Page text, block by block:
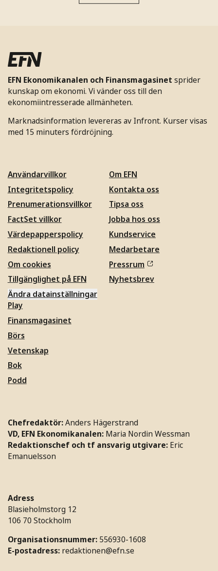
EFN Ekonomikanalen och Finansmagasinet sprider
kunskap om ekonomi. Vi vänder oss till den
ekonomiintresserade allmänheten.
Marknadsinformation levereras av Infront. Kurser visas
med 15 minuters fördröjning.
Användarvillkor
Integritetspolicy
Prenumerationsvillkor
FactSet villkor
Värdepapperspolicy
Redaktionell policy
Om cookies
Tillgänglighet på EFN
Ändra datainställningar
Om EFN
Kontakta oss
Tipsa oss
Jobba hos oss
Kundservice
Medarbetare
Pressrum
Nyhetsbrev
Play
Finansmagasinet
Börs
Vetenskap
Bok
Podd
Chefredaktör:Anders Hägerstrand
VD, EFN Ekonomikanalen: Maria Nordin Wessman
Redaktionschef och tf ansvarig utgivare: Eric
Emanuelsson
Adress
Blasieholmstorg 12
106 70 Stockholm
Organisationsnummer: 556930-1608
E-postadress: redaktionen@efn.se